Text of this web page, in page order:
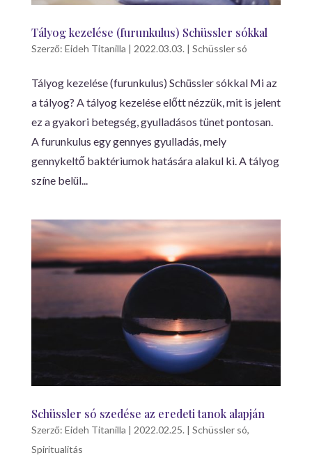
Tályog kezelése (furunkulus) Schüssler sókkal
Szerző: Eideh Titanilla | 2022.03.03. | Schüssler só
Tályog kezelése (furunkulus) Schüssler sókkal Mi az
a tályog? A tályog kezelése előtt nézzük, mit is jelent
ez a gyakori betegség, gyulladásos tünet pontosan.
A furunkulus egy gennyes gyulladás, mely
gennykeltő baktériumok hatására alakul ki. A tályog
színe belül...
Schüssler só szedése az eredeti tanok alapján
Szerző: Eideh Titanilla | 2022.02.25. | Schüssler só,
Spiritualitás